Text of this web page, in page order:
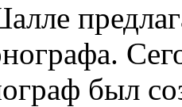
был